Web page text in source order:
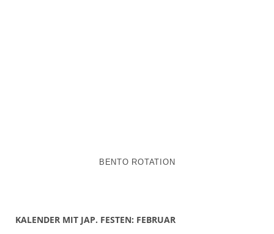
BENTO ROTATION
KALENDER MIT JAP. FESTEN: FEBRUAR